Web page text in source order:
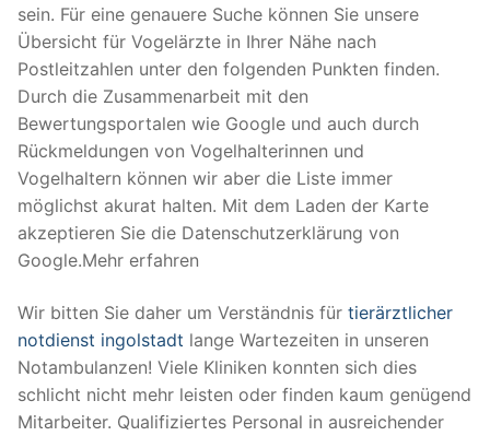
sein. Für eine genauere Suche können Sie unsere
Übersicht für Vogelärzte in Ihrer Nähe nach
Postleitzahlen unter den folgenden Punkten finden.
Durch die Zusammenarbeit mit den
Bewertungsportalen wie Google und auch durch
Rückmeldungen von Vogelhalterinnen und
Vogelhaltern können wir aber die Liste immer
möglichst akurat halten. Mit dem Laden der Karte
akzeptieren Sie die Datenschutzerklärung von
Google.Mehr erfahren
Wir bitten Sie daher um Verständnis für tierärztlicher
notdienst ingolstadt lange Wartezeiten in unseren
Notambulanzen! Viele Kliniken konnten sich dies
schlicht nicht mehr leisten oder finden kaum genügend
Mitarbeiter. Qualifiziertes Personal in ausreichender